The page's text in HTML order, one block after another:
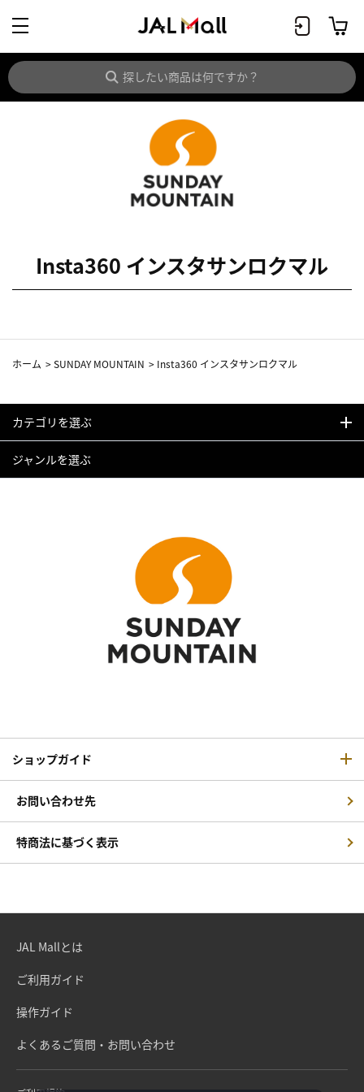
Insta360 インスタサンロクマル
ホーム >SUNDAY MOUNTAIN > Insta360 インスタサンロクマル
カテゴリを選ぶ
ジャンルを選ぶ
ショップガイド
お問い合わせ先
特商法に基づく表示
JAL Mallとは
ご利用ガイド
操作ガイド
よくあるご質問・お問い合わせ